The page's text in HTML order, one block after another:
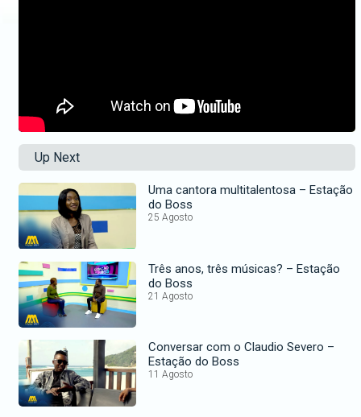
Up Next
Uma cantora multitalentosa – Estação
do Boss
25 Agosto
Três anos, três músicas? – Estação
do Boss
21 Agosto
Conversar com o Claudio Severo –
Estação do Boss
11 Agosto